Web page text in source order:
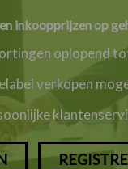
inkoopprijzen op
oplopend
verkopen